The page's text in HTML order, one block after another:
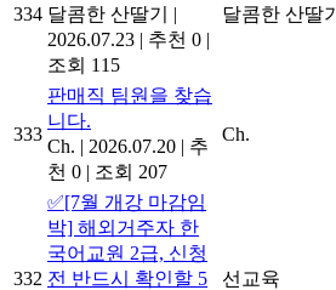
334 달콤한 산딸기
|
2026.07.23 | 추천 0 |
조회 115
달콤한 산딸기
333
판매직 팀원을 찾습
니다.
Ch. | 2026.07.20 | 추
천 0 | 조회 207
Ch.
332
✅[7월 개강 마감임
박] 해외거주자 한
국어교원 2급, 신청
전 반드시 확인할 5
선교육